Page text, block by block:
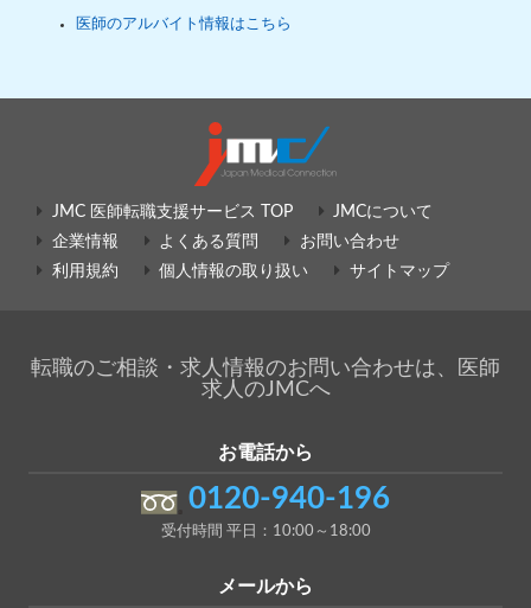
医師のアルバイト情報はこちら
JMC 医師転職支援サービス TOP
JMCについて
企業情報
よくある質問
お問い合わせ
利用規約
個人情報の取り扱い サイトマップ
転職のご相談・求人情報のお問い合わせは、医師
求人のJMCへ
お電話から
0120-940-196
受付時間 平日：10:00～18:00
メールから